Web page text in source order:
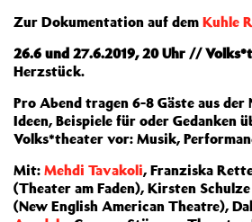
Zur Dokumentation auf dem Kuhle
26.6 und 27.6.2019, 20 Uhr //
Herzstück.
Pro Abend tragen 6-8 Gäste aus
Ideen, Beispiele für oder Gedanken
Volks*theater vor: Musik,
Mit: Mehdi Tavakoli, Franziska
(Theater am Faden), Kirsten
(New English American Theatre),